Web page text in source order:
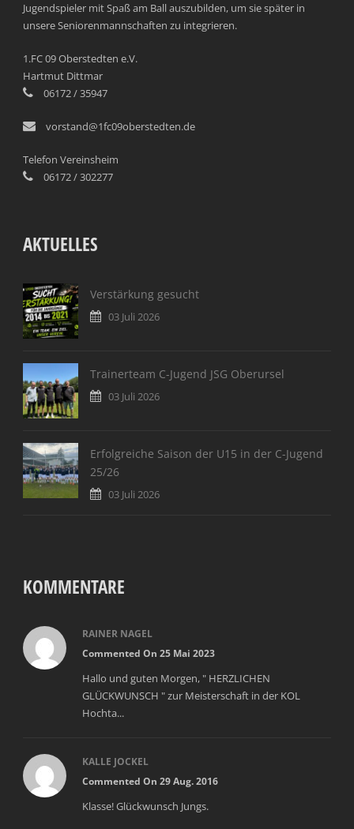
Jugendspieler mit Spaß am Ball auszubilden, um sie später in
unsere Seniorenmannschaften zu integrieren.
1.FC 09 Oberstedten e.V.
Hartmut Dittmar
06172 / 35947
vorstand@1fc09oberstedten.de
Telefon Vereinsheim
06172 / 302277
AKTUELLES
Verstärkung gesucht
03 Juli 2026
Trainerteam C-Jugend JSG Oberursel
03 Juli 2026
Erfolgreiche Saison der U15 in der C-Jugend
25/26
03 Juli 2026
KOMMENTARE
RAINER NAGEL
Commented On 25 Mai 2023
Hallo und guten Morgen, " HERZLICHEN
GLÜCKWUNSCH " zur Meisterschaft in der KOL
Hochta...
KALLE JOCKEL
Commented On 29 Aug. 2016
Klasse! Glückwunsch Jungs.